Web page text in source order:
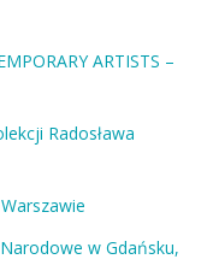
ARTISTS –
Radosława
w Gdańsku,